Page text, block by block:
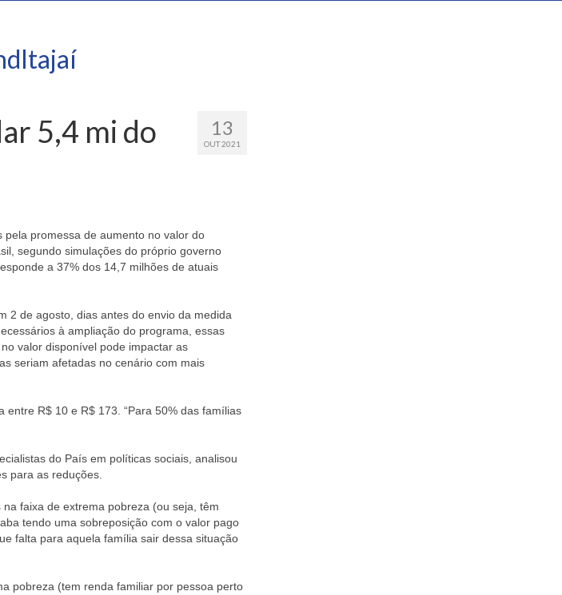
13
OUT 2021
5,4 mi do
promessa de aumento no valor do
segundo simulações do próprio governo
a 37% dos 14,7 milhões de atuais
2 de agosto, dias antes do envio da medida
à ampliação do programa, essas
valor disponível pode impactar as
seriam afetadas no cenário com mais
R$ 10 e R$ 173. “Para 50% das famílias
do País em políticas sociais, analisou
para as reduções.
faixa de extrema pobreza (ou seja, têm
tendo uma sobreposição com o valor pago
falta para aquela família sair dessa situação
pobreza (tem renda familiar por pessoa perto